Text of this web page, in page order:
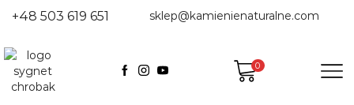
+48 503 619 651 sklep@kamienienaturalne.com
0